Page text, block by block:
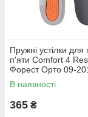
Пружні устілки для
п'яти Comfort 4
Форест Орто 09-
В наявності
365 ₴